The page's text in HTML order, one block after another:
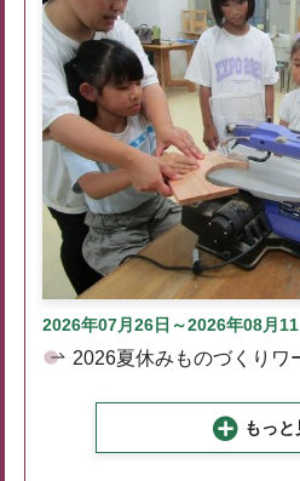
2026年07月26日～2026年08月11
2026夏休みものづくりワ
もっと